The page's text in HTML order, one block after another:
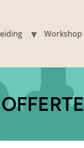
Workshop